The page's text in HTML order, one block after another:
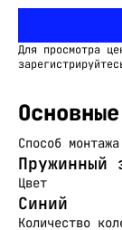
Для просмотра
Способ монтажа
Пружинный
Цвет
Синий
Количество